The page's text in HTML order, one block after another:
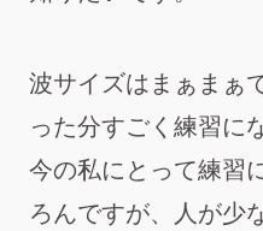
波サイズはまぁまぁ
った分すごく練習に
今の私にとって練習
ろんですが、人が少